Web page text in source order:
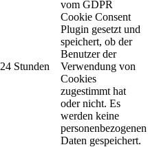
24 Stunden
vom GDPR
Cookie Consent
Plugin gesetzt und
speichert, ob der
Benutzer der
Verwendung von
Cookies
zugestimmt hat
oder nicht. Es
werden keine
personenbezogenen
Daten gespeichert.